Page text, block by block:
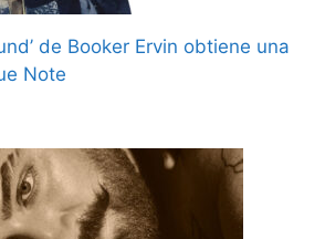
de Booker Ervin obtiene una
Note